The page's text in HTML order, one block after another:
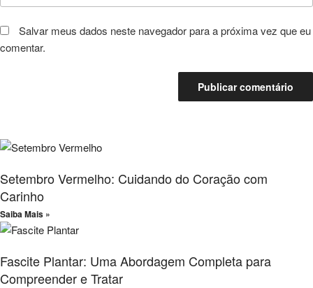
Salvar meus dados neste navegador para a próxima vez que eu
comentar.
Setembro Vermelho: Cuidando do Coração com
Carinho
Saiba Mais »
Fascite Plantar: Uma Abordagem Completa para
Compreender e Tratar